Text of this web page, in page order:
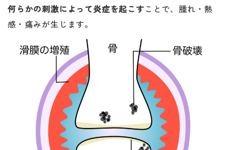
何らかの刺激によって炎症を起こすことで、腫れ・熱
感・痛みが生じます。